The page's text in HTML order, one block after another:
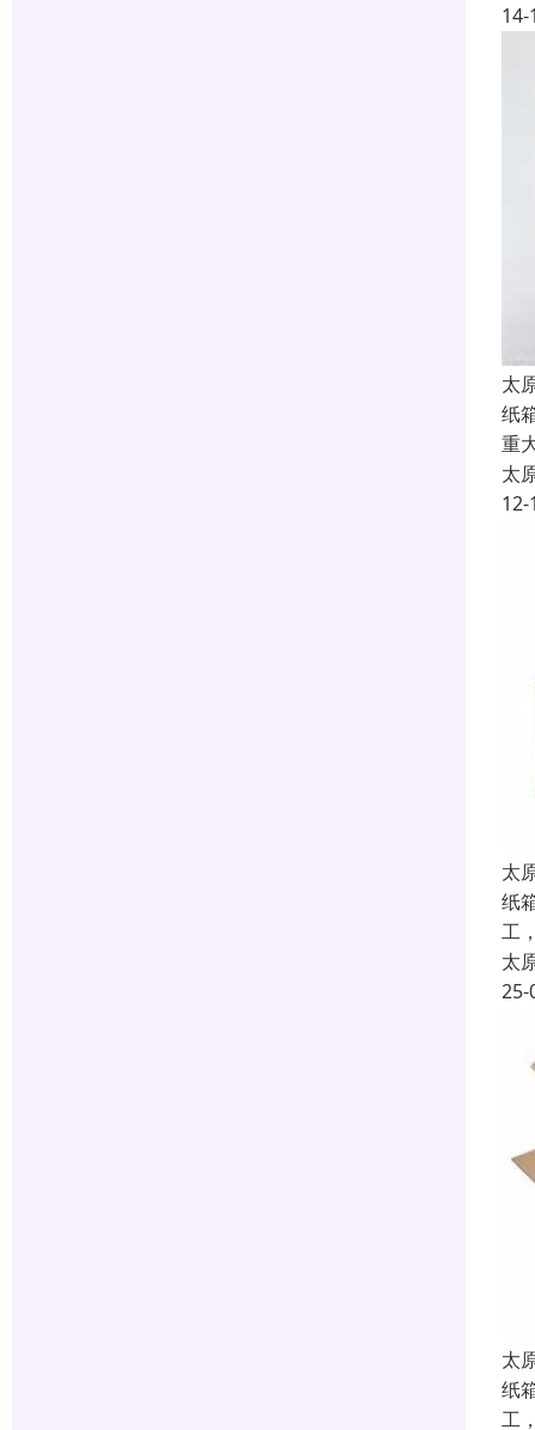
14-
太
纸
重
太
12-
太
纸
工
太
25-
太
纸
工